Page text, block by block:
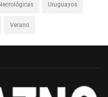
Uruguayos
Verano